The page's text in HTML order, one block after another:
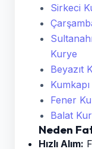
Sirkeci
Kurye
Beyazıt
Fener
Balat
Neden
Hızlı Alım: